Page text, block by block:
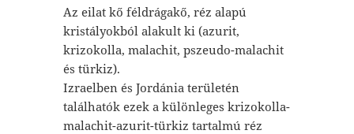
VÁSÁRLÁS / KOSÁR
Az eilat kő féldrágakő, réz alapú
kristályokból alakult ki (azurit,
krizokolla, malachit, pszeudo-malachit
és türkiz).
Izraelben és Jordánia területén
találhatók ezek a különleges krizokolla-
malachit-azurit-türkiz tartalmú réz